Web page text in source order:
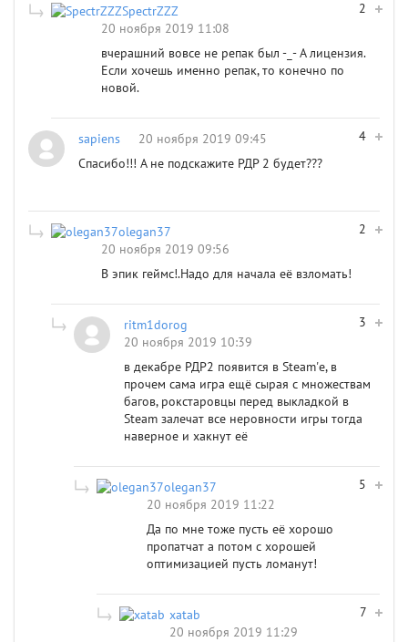
2
SpectrZZZ
20 ноября 2019 11:08
вчерашний вовсе не репак был -_- А лицензия.
Если хочешь именно репак, то конечно по
новой.
4
sapiens
20 ноября 2019 09:45
Спасибо!!! А не подскажите РДР 2 будет???
2
olegan37
20 ноября 2019 09:56
В эпик геймс!.Надо для начала её взломать!
3
ritm1dorog
20 ноября 2019 10:39
в декабре РДР2 появится в Steam'е, в
прочем сама игра ещё сырая с множествам
багов, рокстаровцы перед выкладкой в
Steam залечат все неровности игры тогда
наверное и хакнут её
5
olegan37
20 ноября 2019 11:22
Да по мне тоже пусть её хорошо
пропатчат а потом с хорошей
оптимизацией пусть ломанут!
7
xatab
20 ноября 2019 11:29